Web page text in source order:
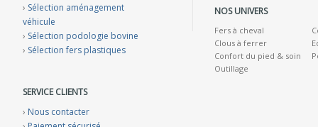
› Sélection aménagement
véhicule
› Sélection podologie bovine
› Sélection fers plastiques
SERVICE CLIENTS
› Nous contacter
NOS UNIVERS
Fers à cheval
Clous à ferrer
Confort du pied & soin
Outillage